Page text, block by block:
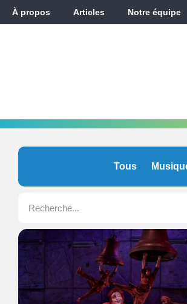
À propos Articles Notre équipe
Tous